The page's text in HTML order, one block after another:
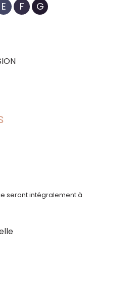
agent commercial
individuel :
E F G
seront intégralement à